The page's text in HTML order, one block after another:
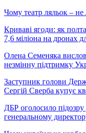
Чому театр ляльок – не
Криваві ягоди: як
7,6 міліона на дронах
Олена Семеняка
незмінну підтримку
Заступник голови
Сергій Сверба купує
ДБР оголосило
генеральному